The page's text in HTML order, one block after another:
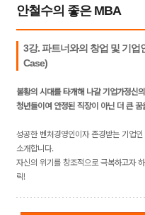
안철수의 좋은 MBA
3강. 파트너와의 창업 및 기
Case)
불황의 시대를 타개해 나갈 기업가정신
청년들이여 안정된 직장이 아닌 더 큰 꿈
성공한 벤처경영인이자 존경받는 기업
소개합니다.
자신의 위기를 창조적으로 극복하고자
릭!